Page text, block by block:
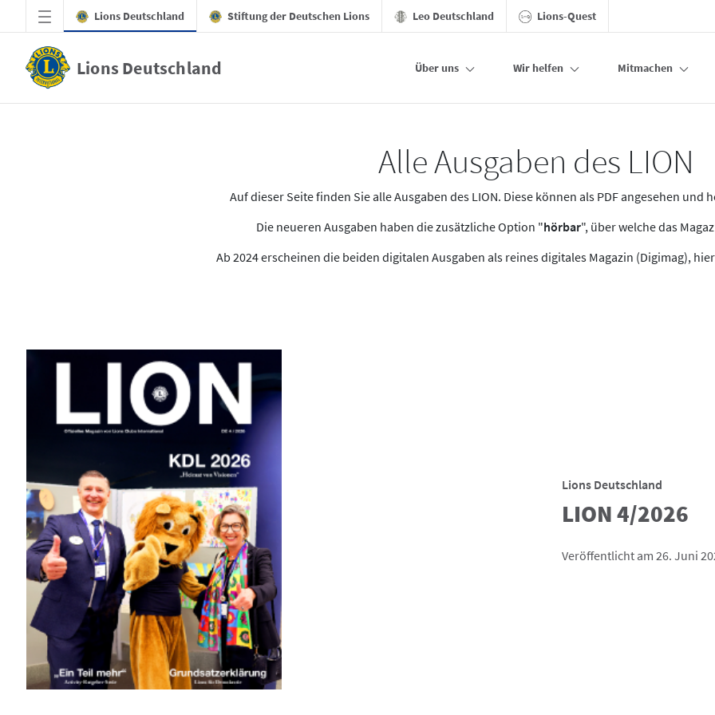
Zum Hauptinhalt springen
Lions Deutschland Stiftung der Deutschen Lions Leo Deutschland Lions-Quest
Lions Deutschland Über uns Wir helfen Mitmachen
Alle Ausgaben des LION
Auf dieser Seite finden Sie alle Ausgaben des LION. Diese können als PDF angesehen und
Die neueren Ausgaben haben die zusätzliche Option "hörbar", über welche das
Ab 2024 erscheinen die beiden digitalen Ausgaben als reines digitales Magazin (Digimag),
Lions Deutschland
LION 4/2026
Veröffentlicht am 26. Juni